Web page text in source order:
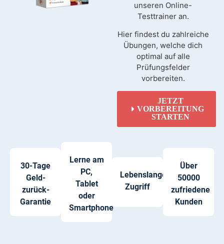
unseren Online-
Testtrainer an.
Hier findest du zahlreiche
Übungen, welche dich
optimal auf alle
Prüfungsfelder
vorbereiten.
JETZT
VORBEREITUNG
STARTEN
30-Tage
Geld-
zurück-
Garantie
Lerne am
PC,
Tablet
oder
Smartphone
Lebenslanger
Zugriff
Über
50000
zufriedene
Kunden